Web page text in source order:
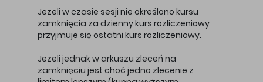
Jeżeli w czasie sesji nie określono kursu
zamknięcia za dzienny kurs rozliczeniowy
przyjmuje się ostatni kurs rozliczeniowy.
Jeżeli jednak w arkuszu zleceń na
zamknięciu jest choć jedno zlecenie z